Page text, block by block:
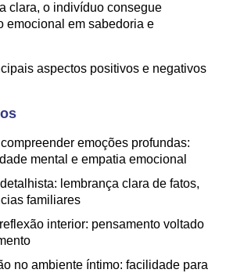
clara, o indivíduo consegue
emocional em sabedoria e
aspectos positivos e negativos
emoções profundas:
mental e empatia emocional
lembrança clara de fatos,
familiares
interior: pensamento voltado
no ambiente íntimo: facilidade para